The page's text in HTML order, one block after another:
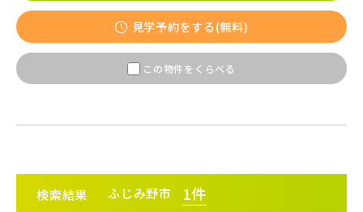
千葉・常磐エリア(15)
松戸市(4)
野田市(0)
足立区(0)
見学予約をする(無料)
この物件をくらべる
検索結果 ふじみ野市 1件